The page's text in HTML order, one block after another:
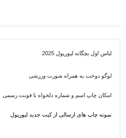
لباس اول بچگانه لیورپول 2025
لوگو دوخت به همراه شورت ورزشی
امکان چاپ اسم و شماره دلخواه با فونت رسمی
نمونه چاپ های ارسالی از کیت جدید لیورپول